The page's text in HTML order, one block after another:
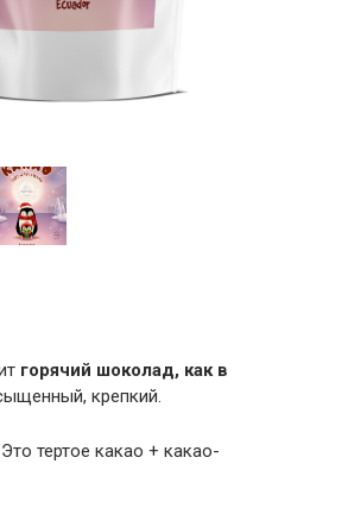
горячий шоколад, как в
крепкий.
тертое какао + какао-